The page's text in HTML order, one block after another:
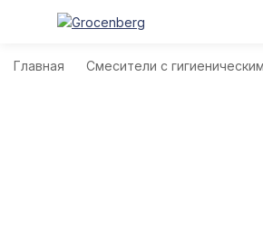
Главная Смесители с